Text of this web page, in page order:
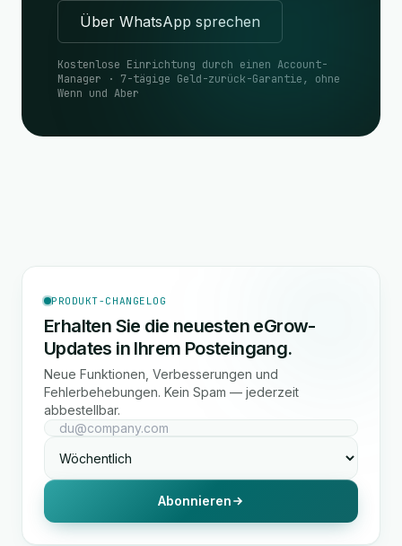
Über WhatsApp sprechen
Kostenlose Einrichtung durch einen Account-
Manager · 7-tägige Geld-zurück-Garantie, ohne
Wenn und Aber
PRODUKT-CHANGELOG
Erhalten Sie die neuesten eGrow-
Updates in Ihrem Posteingang.
Neue Funktionen, Verbesserungen und
Fehlerbehebungen. Kein Spam — jederzeit
abbestellbar.
Abonnieren